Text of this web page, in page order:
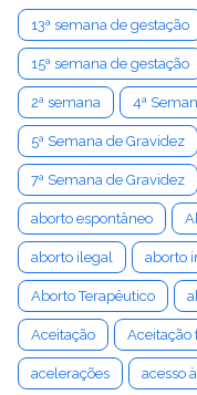
13ª semana de gestação
15ª semana de gestação
2ª semana 4ª
5ª Semana de Gravidez
7ª Semana de Gravidez
aborto espontâneo
aborto ilegal aborto
Aborto Terapêutico
Aceitação Aceitação
acelerações acesso